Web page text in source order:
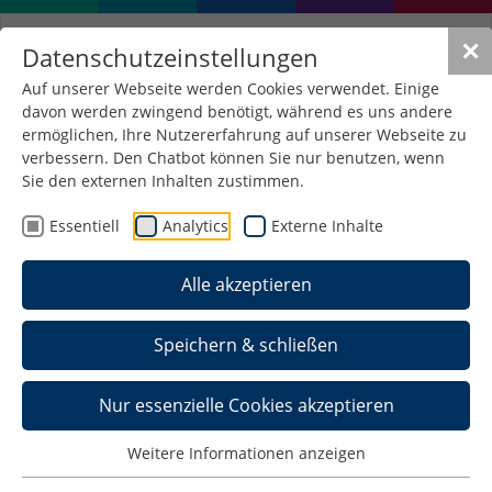
✕
Datenschutzeinstellungen
Auf unserer Webseite werden Cookies verwendet. Einige
davon werden zwingend benötigt, während es uns andere
ermöglichen, Ihre Nutzererfahrung auf unserer Webseite zu
verbessern. Den Chatbot können Sie nur benutzen, wenn
Sie den externen Inhalten zustimmen.
Essentiell Analytics Externe Inhalte
Alle akzeptieren
Speichern & schließen
Nur essenzielle Cookies akzeptieren
Weitere Informationen anzeigen
Ausländische